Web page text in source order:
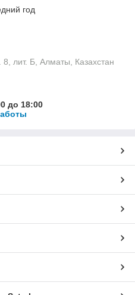
год
8, лит. Б, Алматы, Казахстан
до 18:00